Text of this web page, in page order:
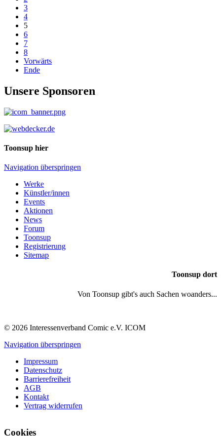
3
4
5
6
7
8
Vorwärts
Ende
Unsere Sponsoren
Toonsup hier
Navigation überspringen
Werke
Künstler/innen
Events
Aktionen
News
Forum
Toonsup
Registrierung
Sitemap
Toonsup dort
Von Toonsup gibt's auch Sachen woanders...
© 2026 Interessenverband Comic e.V. ICOM
Navigation überspringen
Impressum
Datenschutz
Barrierefreiheit
AGB
Kontakt
Vertrag widerrufen
Cookies